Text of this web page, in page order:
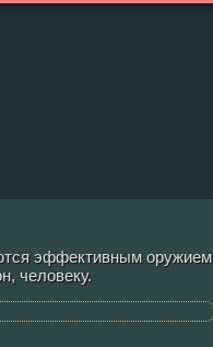
эффективным оружием
человеку.